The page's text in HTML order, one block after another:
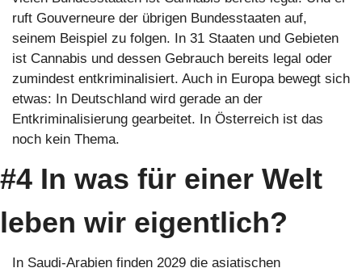
ruft Gouverneure der übrigen Bundesstaaten auf,
seinem Beispiel zu folgen. In 31 Staaten und Gebieten
ist Cannabis und dessen Gebrauch bereits legal oder
zumindest entkriminalisiert. Auch in Europa bewegt sich
etwas: In Deutschland wird gerade an der
Entkriminalisierung gearbeitet. In Österreich ist das
noch kein Thema.
#4 In was für einer Welt
leben wir eigentlich?
In Saudi-Arabien finden 2029 die asiatischen